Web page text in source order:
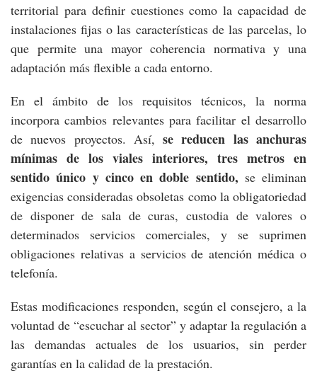
territorial para definir cuestiones como la capacidad de
instalaciones fijas o las características de las parcelas, lo
que permite una mayor coherencia normativa y una
adaptación más flexible a cada entorno.
En el ámbito de los requisitos técnicos, la norma
incorpora cambios relevantes para facilitar el desarrollo
de nuevos proyectos. Así,se reducen las anchuras
mínimas de los viales interiores, tres metros en
sentido único y cinco en doble sentido, se eliminan
exigencias consideradas obsoletas como la obligatoriedad
de disponer de sala de curas, custodia de valores o
determinados servicios comerciales, y se suprimen
obligaciones relativas a servicios de atención médica o
telefonía.
Estas modificaciones responden, según el consejero, a la
voluntad de “escuchar al sector” y adaptar la regulación a
las demandas actuales de los usuarios, sin perder
garantías en la calidad de la prestación.